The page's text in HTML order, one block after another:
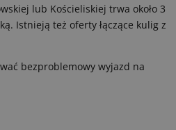
lub Kościeliskiej trwa około 3
Istnieją też oferty łączące kulig z
bezproblemowy wyjazd na